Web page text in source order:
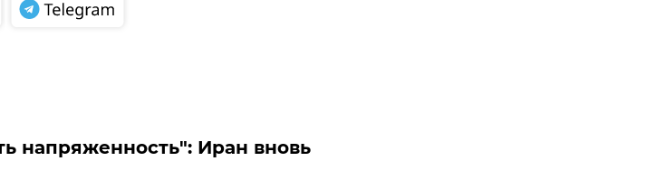
напряженность": Иран вновь